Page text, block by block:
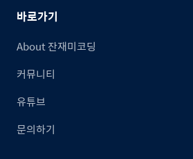
바로가기
About 잔재미코딩
커뮤니티
유튜브
문의하기